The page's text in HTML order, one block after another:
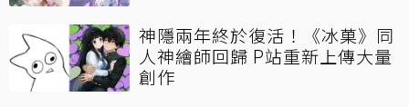
神隱兩年終於復活！《冰菓》同
人神繪師回歸 P站重新上傳大量
創作